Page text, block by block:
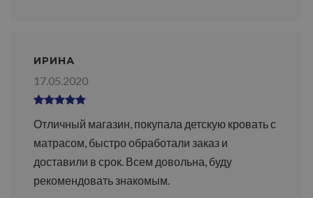
ИРИНА
17.05.2020
Отличный магазин, покупала детскую кровать с
матрасом, быстро обработали заказ и
доставили в срок. Всем довольна, буду
рекомендовать знакомым.